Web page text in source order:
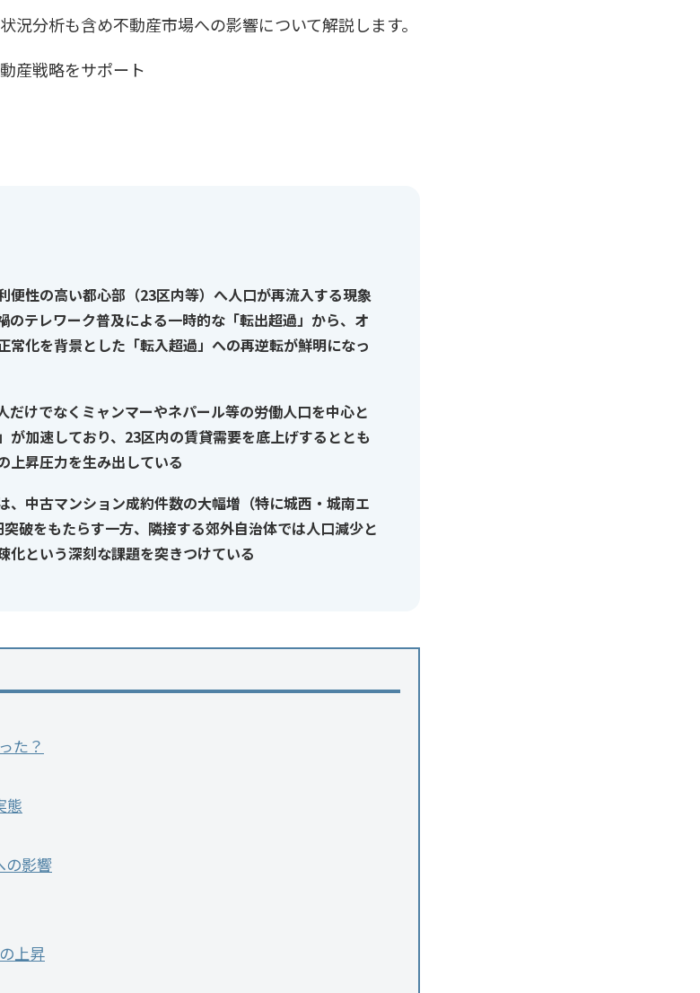
況分析も含め不動産市場への影響について解説します。
産戦略をサポート
便性の高い都心部（23区内等）へ人口が再流入する現象
のテレワーク普及による一時的な「転出超過」から、オ
常化を背景とした「転入超過」への再逆転が鮮明になっ
だけでなくミャンマーやネパール等の労働人口を中心と
が加速しており、23区内の賃貸需要を底上げするととも
上昇圧力を生み出している
、中古マンション成約件数の大幅増（特に城西・城南エ
破をもたらす一方、隣接する郊外自治体では人口減少と
化という深刻な課題を突きつけている
た？
態
の影響
上昇